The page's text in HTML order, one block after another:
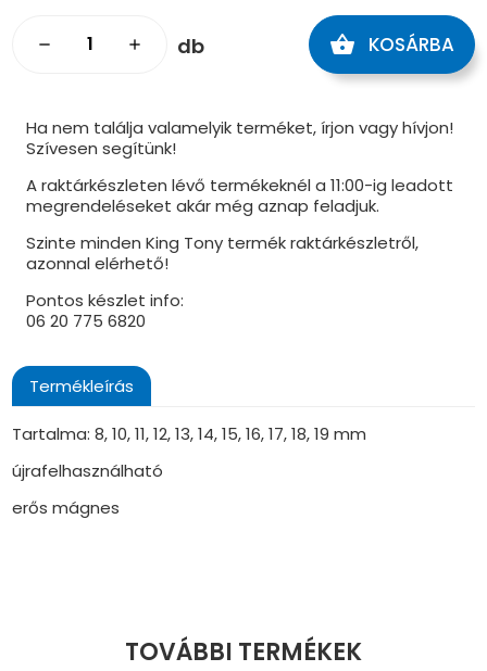
remove add db shopping_basket KOSÁRBA
Ha nem találja valamelyik terméket, írjon vagy hívjon!
Szívesen segítünk!
A raktárkészleten lévő termékeknél a 11:00-ig leadott
megrendeléseket akár még aznap feladjuk.
Szinte minden King Tony termék raktárkészletről,
azonnal elérhető!
Pontos készlet info:
06 20 775 6820
Termékleírás
Tartalma: 8, 10, 11, 12, 13, 14, 15, 16, 17, 18, 19 mm
újrafelhasználható
erős mágnes
TOVÁBBI TERMÉKEK